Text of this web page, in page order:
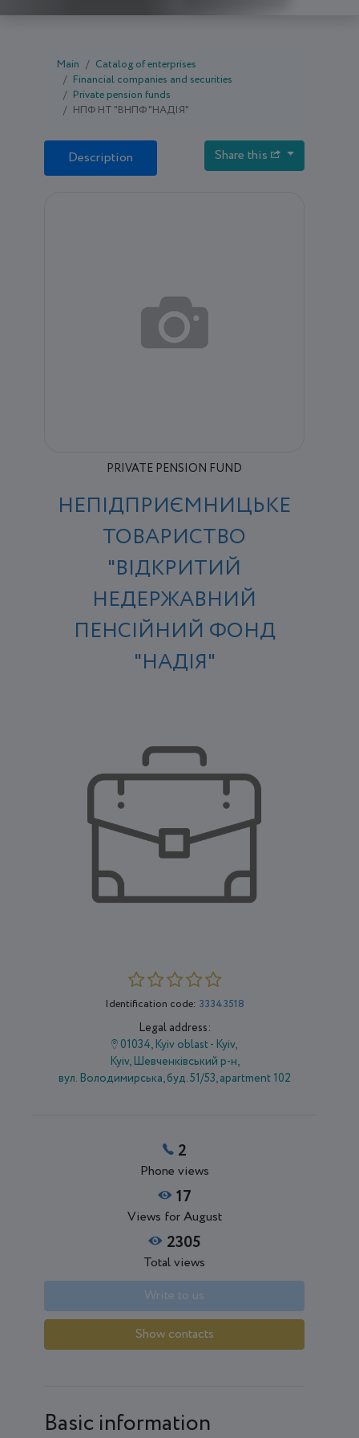
Main
Catalog of enterprises
Financial companies and securities
Private pension funds
НПФ НТ "ВНПФ "НАДІЯ"
Description Share this
PRIVATE PENSION FUND
НЕПІДПРИЄМНИЦЬКЕ
ТОВАРИСТВО
"ВІДКРИТИЙ
НЕДЕРЖАВНИЙ
ПЕНСІЙНИЙ ФОНД
"НАДІЯ"
Identification code: 33343518
Legal address:
01034, Kyiv oblast - Kyiv,
Kyiv, Шевченківський р-н,
вул. Володимирська, буд. 51/53, apartment 102
2
Phone views
17
Views for August
2305
Total views
Write to us
Show contacts
Basic information